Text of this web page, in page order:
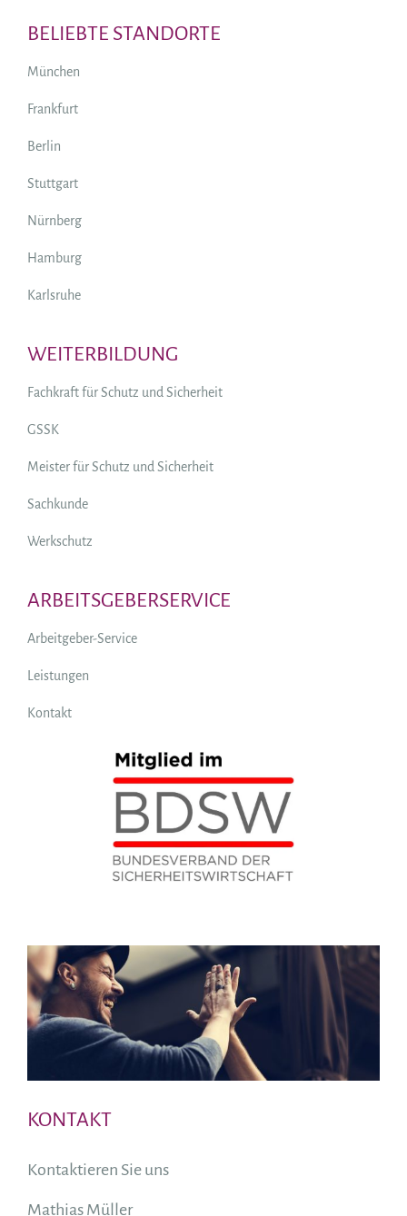
BELIEBTE STANDORTE
München
Frankfurt
Berlin
Stuttgart
Nürnberg
Hamburg
Karlsruhe
WEITERBILDUNG
Fachkraft für Schutz und Sicherheit
GSSK
Meister für Schutz und Sicherheit
Sachkunde
Werkschutz
ARBEITSGEBERSERVICE
Arbeitgeber-Service
Leistungen
Kontakt
KONTAKT
Kontaktieren Sie uns
Mathias Müller